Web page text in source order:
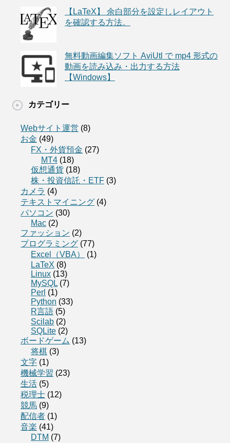
【LaTeX】 余白部分を設定しレイアウト
を確認する方法。
無料動画編集ソフト AviUtl で mp4 形式の
動画を読み込み・出力する方法
【Windows】
カテゴリー
Webサイト運営 (8)
お金 (49)
FX・外貨預金 (27)
MT4 (18)
仮想通貨 (18)
株・投資信託・ETF (3)
カメラ (4)
テキストマイニング (4)
パソコン (30)
Mac (2)
ファッション (2)
プログラミング (77)
Excel（VBA）
(1)
LaTeX (8)
Linux (13)
MySQL (7)
Perl (1)
Python (33)
R言語 (5)
Scilab (2)
SQLite (2)
ボードゲーム (13)
将棋 (3)
文字 (1)
機械学習 (23)
生活 (5)
税理士 (12)
競馬 (9)
配信者 (1)
音楽 (41)
DTM (7)